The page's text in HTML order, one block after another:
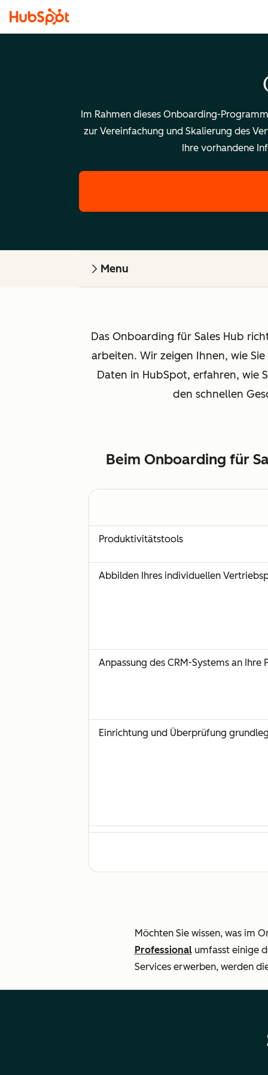
Im Rahmen dieses Onboarding-
zur Vereinfachung und Skalierung des
Ihre vorhandene
Menu
Das Onboarding für Sales Hub
arbeiten. Wir zeigen Ihnen, wie
Daten in HubSpot, erfahren, wie
den schnellen
Beim Onboarding für
Produktivitätstools
Abbilden Ihres individuellen
Anpassung des CRM-Systems an Ihre
Einrichtung und Überprüfung
Onboarding des Teams
Möchten Sie wissen, was im
Professionalumfasst einige
Services erwerben, werden